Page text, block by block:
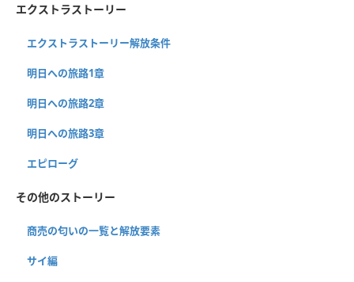
エクストラストーリー
エクストラストーリー解放条件
明日への旅路1章
明日への旅路2章
明日への旅路3章
エピローグ
その他のストーリー
商売の匂いの一覧と解放要素
サイ編